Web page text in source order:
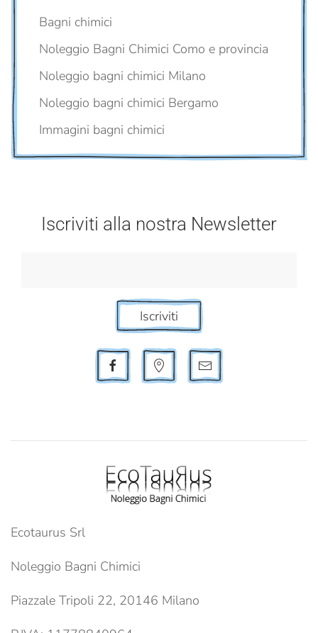
Bagni chimici
Noleggio Bagni Chimici Como e provincia
Noleggio bagni chimici Milano
Noleggio bagni chimici Bergamo
Immagini bagni chimici
Iscriviti alla nostra Newsletter
Iscriviti
Ecotaurus Srl
Noleggio Bagni Chimici
Piazzale Tripoli 22, 20146 Milano